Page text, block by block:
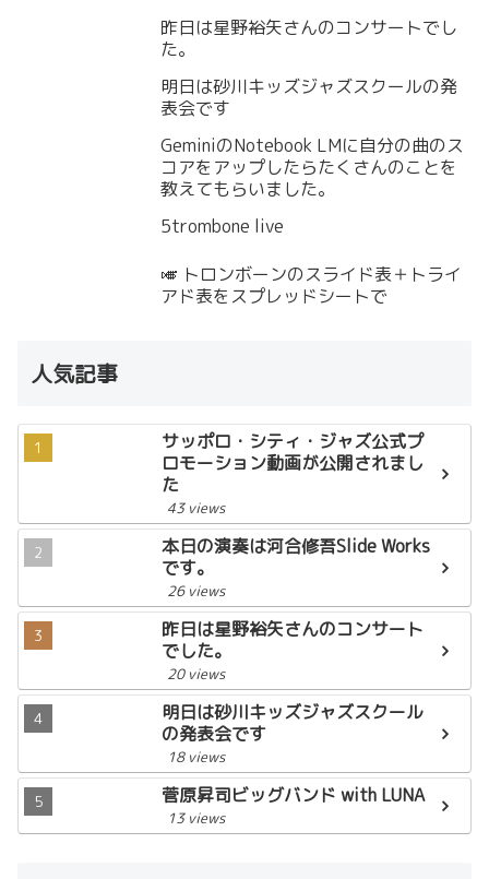
昨日は星野裕矢さんのコンサートでし
た。
明日は砂川キッズジャズスクールの発
表会です
GeminiのNotebook LMに自分の曲のス
コアをアップしたらたくさんのことを
教えてもらいました。
5trombone live
🎺 トロンボーンのスライド表＋トライ
アド表をスプレッドシートで
人気記事
サッポロ・シティ・ジャズ公式プ
ロモーション動画が公開されまし
た
43 views
本日の演奏は河合修吾Slide Works
です。
26 views
昨日は星野裕矢さんのコンサート
でした。
20 views
明日は砂川キッズジャズスクール
の発表会です
18 views
菅原昇司ビッグバンド with LUNA
13 views